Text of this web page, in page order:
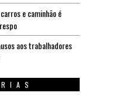
e caminhão é
aos trabalhadores